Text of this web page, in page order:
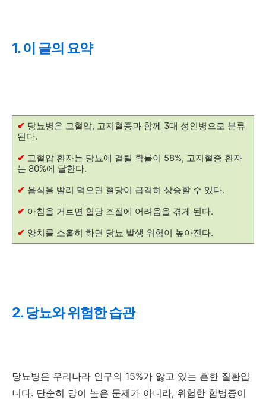
1. 이 글의 요약
✔ 당뇨병은 고혈압, 고지혈증과 함께 3대 성인병으로 분류
된다.
✔ 고혈압 환자는 당뇨에 걸릴 확률이 58%, 고지혈증 환자
는 80%에 달한다.
✔ 음식을 빨리 먹으면 혈당이 급격히 상승할 수 있다.
✔ 아침을 거르면 혈당 조절에 어려움을 겪게 된다.
✔ 양치를 소홀히 하면 당뇨 발생 위험이 높아진다.
2. 당뇨와 위험한 습관
당뇨병은 우리나라 인구의 15%가 앓고 있는 흔한 질환입
니다. 단순히 당이 높은 문제가 아니라, 위험한 합병증이